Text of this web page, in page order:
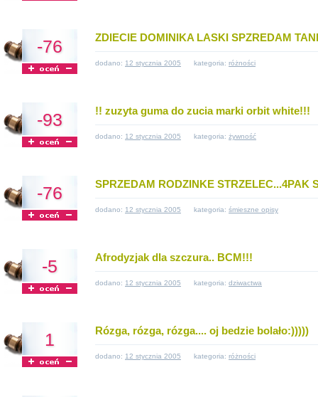
-76 ZDIECIE DOMINIKA LASKI SPZREDAM
dodano: 12 stycznia 2005 kategoria: różności
-93 !! zuzyta guma do zucia marki orbit white!!!
dodano: 12 stycznia 2005 kategoria: żywność
-76 SPRZEDAM RODZINKE STRZELEC...4PAK
dodano: 12 stycznia 2005 kategoria: śmieszne opisy
-5 Afrodyzjak dla szczura.. BCM!!!
dodano: 12 stycznia 2005 kategoria: dziwactwa
1 Rózga, rózga, rózga.... oj bedzie bolało:)))))
dodano: 12 stycznia 2005 kategoria: różności